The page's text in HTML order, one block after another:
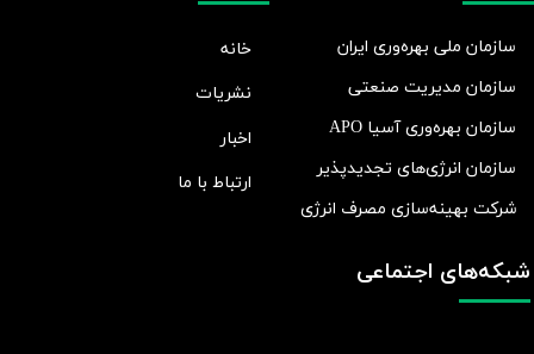
خانه
نشریات
اخبار
ارتباط با ما
سازمان ملی بهره‌وری ایران
سازمان مدیریت صنعتی
سازمان بهره‌وری آسیا APO
سازمان انرژی‌های تجدیدپذیر
شرکت بهينه‌سازی مصرف انرژی
شبکه‌های اجتماعی